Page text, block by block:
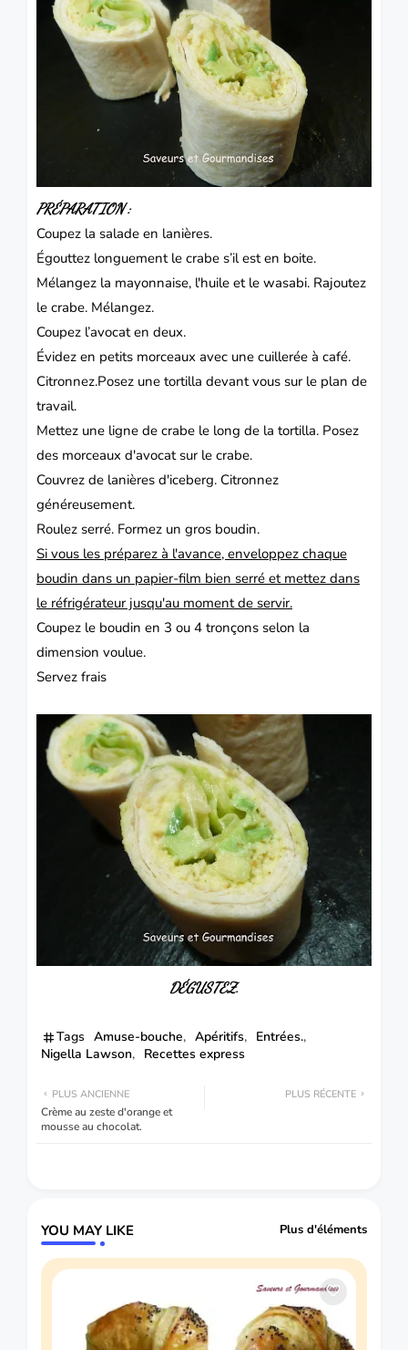
PRÉPARATION :
Coupez la salade en lanières.
Égouttez longuement le crabe s’il est en boite.
Mélangez la mayonnaise, l'huile et le wasabi. Rajoutez
le crabe. Mélangez.
Coupez l’avocat en deux.
Évidez en petits morceaux avec une cuillerée à café.
Citronnez.Posez une tortilla devant vous sur le plan de
travail.
Mettez une ligne de crabe le long de la tortilla. Posez
des morceaux d'avocat sur le crabe.
Couvrez de lanières d'iceberg. Citronnez
généreusement.
Roulez serré. Formez un gros boudin.
Si vous les préparez à l'avance, enveloppez chaque
boudin dans un papier-film bien serré et mettez dans
le réfrigérateur jusqu'au moment de servir.
Coupez le boudin en 3 ou 4 tronçons selon la
dimension voulue.
Servez frais
DÉGUSTEZ.
Tags Amuse-bouche Apéritifs
Entrées.
Nigella Lawson
Recettes express
PLUS RÉCENTE
PLUS ANCIENNE
Crème au zeste d'orange et
mousse au chocolat.
YOU MAY LIKE Plus d'éléments